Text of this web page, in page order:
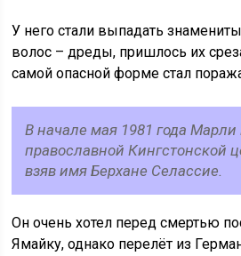
У него стали выпадать
волос – дреды, пришлось их
самой опасной форме стал
В начале мая 1981 года Марли
православной Кингстонской
взяв имя Берхане Селассие.
Он очень хотел перед смертью
Ямайку, однако перелёт из